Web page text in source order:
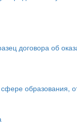
договора об
образования,